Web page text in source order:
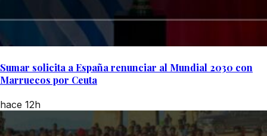
Sumar solicita a España renunciar al Mundial 2030 con
Marruecos por Ceuta
hace 12h